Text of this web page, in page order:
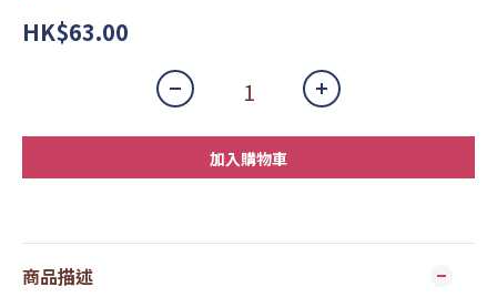
HK$63.00
加入購物車
商品描述